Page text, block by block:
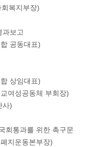
복지부장)
과보고
공동대표)
상임대표)
여성공동체 부회장)
사)
회통과를 위한 촉구문
지운동본부장)